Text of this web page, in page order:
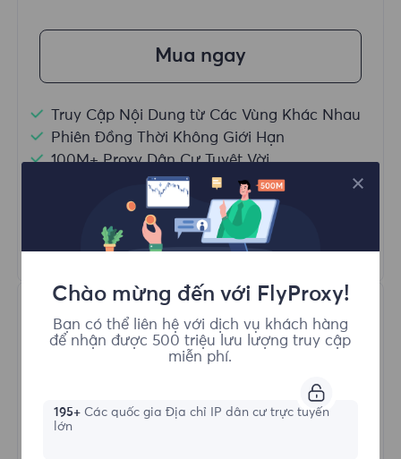
Mua ngay
Truy Cập Nội Dung từ Các Vùng Khác Nhau
Phiên Đồng Thời Không Giới Hạn
100M+ Proxy Dân Cư Tuyệt Vời
Quay Proxy Tự Động
HTTP(S)/SOCKS5
Tìm hiểu thêm
Proxy Dân cư Không giới hạn
Chào mừng đến với FlyProxy!
Bạn có thể liên hệ với dịch vụ khách hàng
để nhận được 500 triệu lưu lượng truy cập
miễn phí.
195+Các quốc gia Địa chỉ IP dân cư trực tuyến
lớn